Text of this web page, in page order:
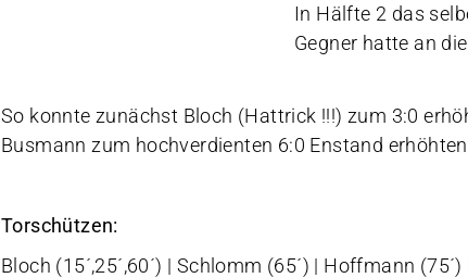
In Hälfte 2 das
Gegner hatte an
So konnte zunächst Bloch (Hattrick !!!) zum 3:0
Busmann zum hochverdienten 6:0 Enstand
Torschützen:
Bloch (15´,25´,60´) | Schlomm (65´) | Hoffmann